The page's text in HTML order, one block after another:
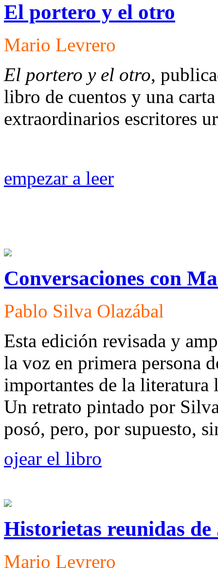
El portero y el otro
Mario Levrero
El portero y el otro,
libro de cuentos y una
extraordinarios escritores
empezar a leer
Conversaciones con
Pablo Silva Olazábal
Esta edición revisada y
la voz en primera persona
importantes de la literatura
Un retrato pintado por
posó, pero, por supuesto,
ojear el libro
Historietas reunidas
Mario Levrero